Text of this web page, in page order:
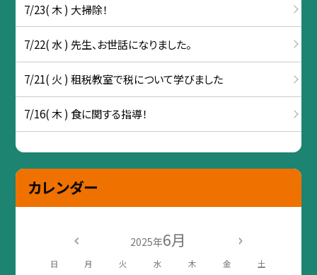
7/23( 木 ) 大掃除！
7/22( 水 ) 先生、お世話になりました。
7/21( 火 ) 租税教室で税について学びました
7/16( 木 ) 食に関する指導！
カレンダー
2025年6月
日 月 火 水 木 金 土